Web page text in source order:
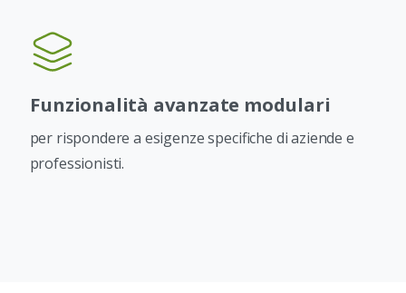
Funzionalità avanzate modulari
per rispondere a esigenze specifiche di aziende e
professionisti.